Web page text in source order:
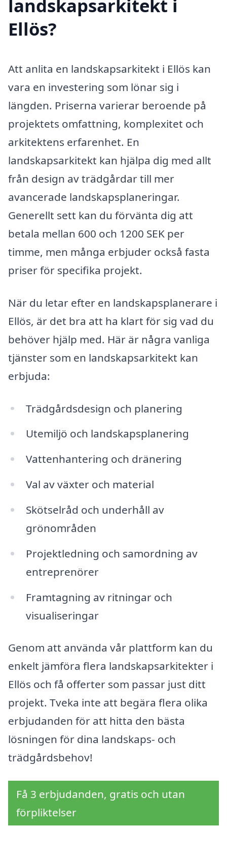
landskapsarkitekt i
Ellös?
Att anlita en landskapsarkitekt i Ellös kan
vara en investering som lönar sig i
längden. Priserna varierar beroende på
projektets omfattning, komplexitet och
arkitektens erfarenhet. En
landskapsarkitekt kan hjälpa dig med allt
från design av trädgårdar till mer
avancerade landskapsplaneringar.
Generellt sett kan du förvänta dig att
betala mellan 600 och 1200 SEK per
timme, men många erbjuder också fasta
priser för specifika projekt.
När du letar efter en landskapsplanerare i
Ellös, är det bra att ha klart för sig vad du
behöver hjälp med. Här är några vanliga
tjänster som en landskapsarkitekt kan
erbjuda:
Trädgårdsdesign och planering
Utemiljö och landskapsplanering
Vattenhantering och dränering
Val av växter och material
Skötselråd och underhåll av
grönområden
Projektledning och samordning av
entreprenörer
Framtagning av ritningar och
visualiseringar
Genom att använda vår plattform kan du
enkelt jämföra flera landskapsarkitekter i
Ellös och få offerter som passar just ditt
projekt. Tveka inte att begära flera olika
erbjudanden för att hitta den bästa
lösningen för dina landskaps- och
trädgårdsbehov!
Få 3 erbjudanden, gratis och utan
förpliktelser